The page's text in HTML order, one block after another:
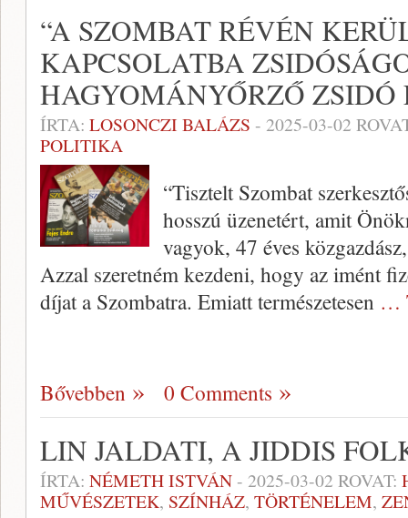
“A SZOMBAT RÉVÉN
KAPCSOLATBA
HAGYOMÁNYŐRZŐ ZSIDÓ
ÍRTA: LOSONCZI BALÁZS - 2025-03-02
POLITIKA
“Tisztelt Szombat
hosszú üzenetért, amit
vagyok, 47 éves
Azzal szeretném kezdeni, hogy az imént
díjat a Szombatra. Emiatt természetesen …
Bővebben 0 Comments
LIN JALDATI, A JIDDIS
ÍRTA: NÉMETH ISTVÁN- 2025-03-02 ROVAT:
MŰVÉSZETEK, SZÍNHÁZ, TÖRTÉNELEM,